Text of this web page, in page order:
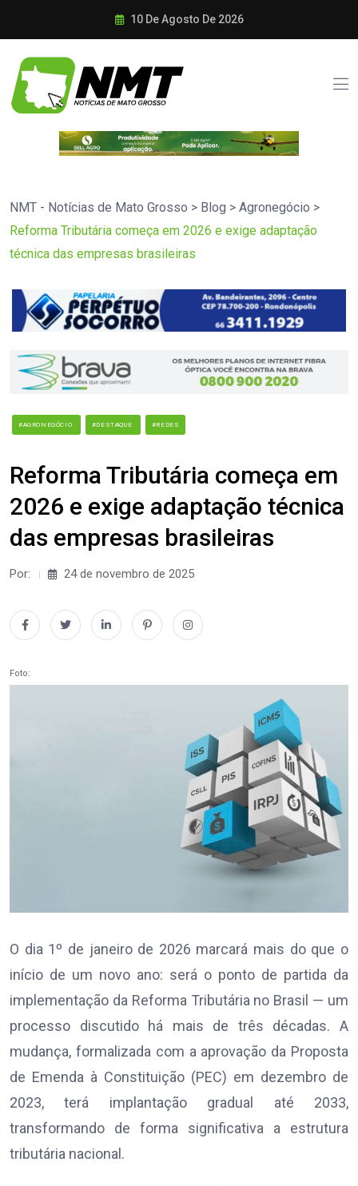
10 De Agosto De 2026
NMT - Notícias de Mato Grosso > Blog > Agronegócio >
Reforma Tributária começa em 2026 e exige adaptação
técnica das empresas brasileiras
#AGRONEGÓCIO #DESTAQUE #REDES
Reforma Tributária começa em
2026 e exige adaptação técnica
das empresas brasileiras
Por: 24 de novembro de 2025
Foto:
O dia 1º de janeiro de 2026 marcará mais do que o
início de um novo ano: será o ponto de partida da
implementação da Reforma Tributária no Brasil — um
processo discutido há mais de três décadas. A
mudança, formalizada com a aprovação da Proposta
de Emenda à Constituição (PEC) em dezembro de
2023, terá implantação gradual até 2033,
transformando de forma significativa a estrutura
tributária nacional.